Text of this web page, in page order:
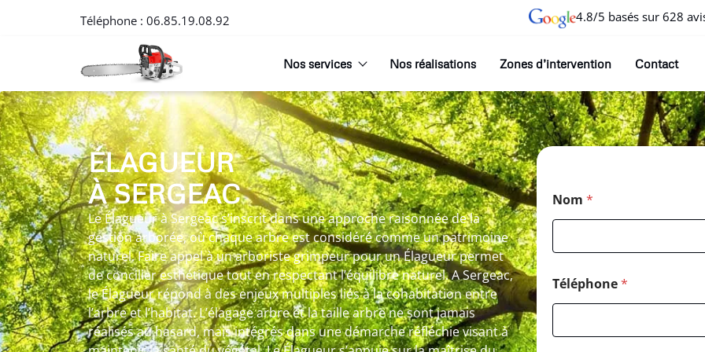
Téléphone : 06.85.19.08.92 4.8/5 basés sur 628
Nos services Nos réalisations Zones d’intervention Contact
ÉLAGUEUR
À SERGEAC
Le Élagueur à Sergeac s’inscrit dans une approche raisonnée de la
gestion arborée, où chaque arbre est considéré comme un patrimoine
naturel. Faire appel à un arboriste grimpeur pour un Élagueur permet
de concilier esthétique tout en respectant l’équilibre naturel. A Sergeac,
le Élagueur répond à des enjeux multiples liés à la cohabitation entre
l’arbre et l’habitat. L’élagage arbre et la taille arbre ne sont jamais
réalisés au hasard, mais intégrés dans une démarche réfléchie visant à
Nom *
Téléphone*